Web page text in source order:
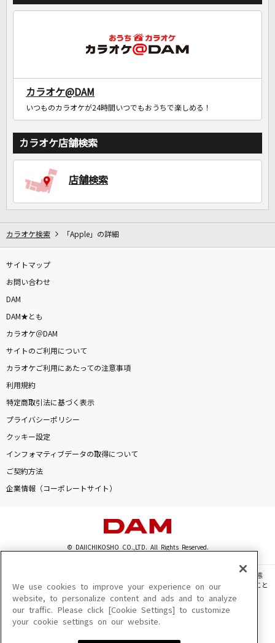
カラオケ@DAM
いつものカラオケが24時間いつでもおうちで楽しめる！
カラオケ店舗検索
店舗検索
カラオケ検索 「Apple」の詳細
サイトマップ
お問い合わせ
DAM
DAM★とも
カラオケ＠DAM
サイトのご利用について
カラオケご利用にあたっての注意事項
利用規約
特定商取引法に基づく表示
プライバシーポリシー
クッキー設定
インフォマティブデータの取得について
ご契約方法
企業情報（コーポレートサイト）
© DAIICHIKOSHO CO.,LTD. All Rights Reserved.
このサイトに掲載されている一切の文章・画像・写真・動画・音声等を、手段や形態
を問わず、著作権法の定める範囲を超えて無断で複製、転載、ファイル化などすること
を禁じます。
楽曲及びコンテンツは、機種によりご利用いただけない場合があります。
楽曲及びコンテンツの配信日、配信内容が変更になる場合があります。
We use cookies to improve your experience on our
website, to personalize content and ads and to analyze
our traffic. Please click [Cookie Settings] to customize
your cookie settings on our website.